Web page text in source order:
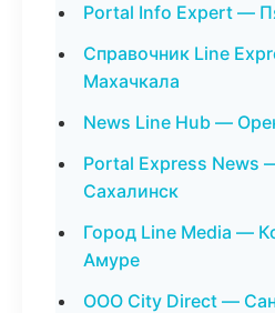
Portal Info Expert —
Справочник Line
Махачкала
News Line Hub —
Portal Express
Сахалинск
Город Line Media —
Амуре
ООО City Direct —